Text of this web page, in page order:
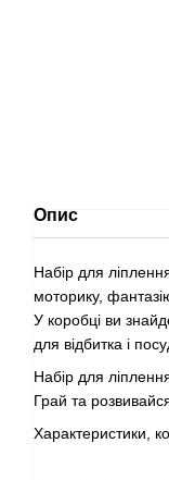
Опис
Набір для
моторику,
У коробці ви
для відбитка і
Набір для
Грай та
Характеристики,